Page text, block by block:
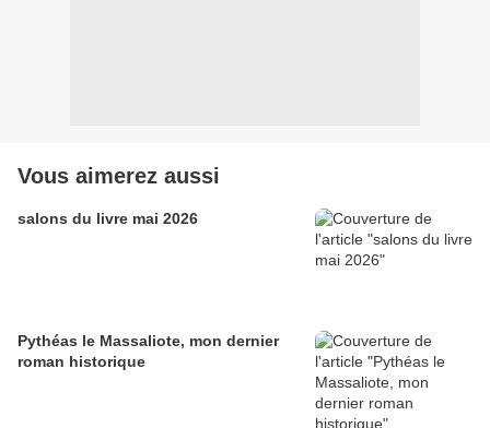
Vous aimerez aussi
salons du livre mai 2026
Pythéas le Massaliote, mon dernier
roman historique